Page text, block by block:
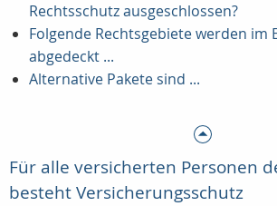
Rechtsschutz ausgeschlossen?
Folgende Rechtsgebiete werden im
abgedeckt ...
Alternative Pakete sind ...
Für alle versicherten Personen
besteht Versicherungsschutz